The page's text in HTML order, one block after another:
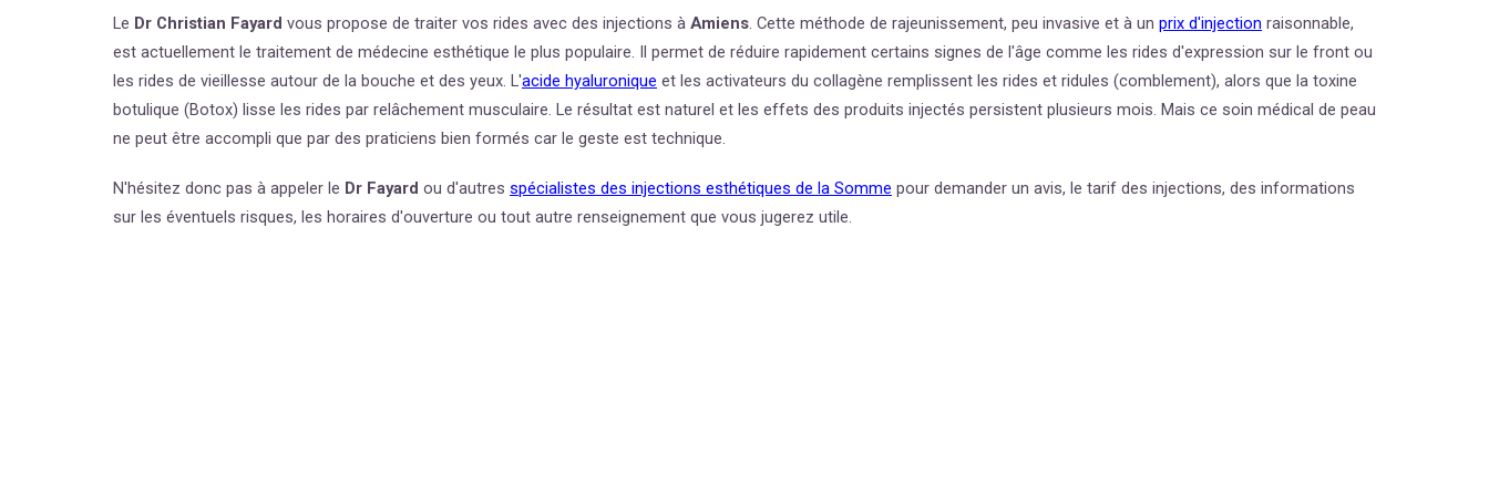
Le Dr Christian Fayard vous propose de traiter vos rides avec des injections à Amiens. Cette méthode de rajeunissement, peu invasive et à un prix d'injection raisonnable,
est actuellement le traitement de médecine esthétique le plus populaire. Il permet de réduire rapidement certains signes de l'âge comme les rides d'expression sur le front ou
les rides de vieillesse autour de la bouche et des yeux. L'acide hyaluronique et les activateurs du collagène remplissent les rides et ridules (comblement), alors que la toxine
botulique (Botox) lisse les rides par relâchement musculaire. Le résultat est naturel et les effets des produits injectés persistent plusieurs mois. Mais ce soin médical de peau
ne peut être accompli que par des praticiens bien formés car le geste est technique.
N'hésitez donc pas à appeler le Dr Fayard ou d'autres spécialistes des injections esthétiques de la Somme pour demander un avis, le tarif des injections, des informations
sur les éventuels risques, les horaires d'ouverture ou tout autre renseignement que vous jugerez utile.